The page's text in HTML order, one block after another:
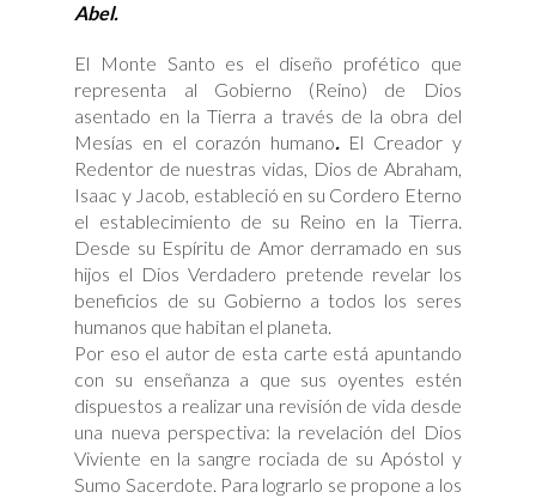
Abel.
El Monte Santo es el diseño profético que
representa al Gobierno (Reino) de Dios
asentado en la Tierra a través de la obra del
Mesías en el corazón humano. El Creador y
Redentor de nuestras vidas, Dios de Abraham,
Isaac y Jacob, estableció en su Cordero Eterno
el establecimiento de su Reino en la Tierra.
Desde su Espíritu de Amor derramado en sus
hijos el Dios Verdadero pretende revelar los
beneficios de su Gobierno a todos los seres
humanos que habitan el planeta.
Por eso el autor de esta carte está apuntando
con su enseñanza a que sus oyentes estén
dispuestos a realizar una revisión de vida desde
una nueva perspectiva: la revelación del Dios
Viviente en la sangre rociada de su Apóstol y
Sumo Sacerdote. Para lograrlo se propone a los